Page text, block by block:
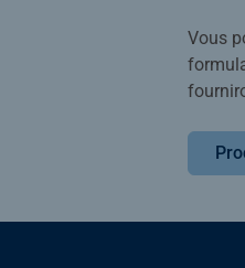
Vous